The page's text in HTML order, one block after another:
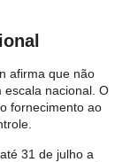
afirma que não
escala nacional. O
fornecimento ao
31 de julho a